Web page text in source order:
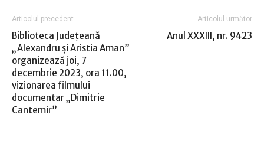
Articolul precedent
Biblioteca Județeană
„Alexandru și Aristia Aman”
organizează joi, 7
decembrie 2023, ora 11.00,
vizionarea filmului
documentar „Dimitrie
Cantemir”
Articolul următor
Anul XXXIII, nr. 9423